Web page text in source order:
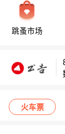
跳蚤市场
火车票